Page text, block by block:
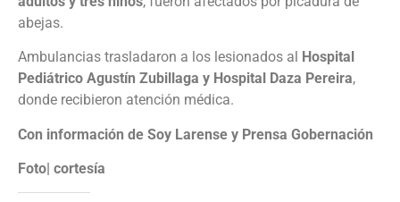
abejas.
Ambulancias trasladaron a los lesionados al
Hospital
Pediátrico Agustín Zubillaga y Hospital Daza Pereira,
donde recibieron atención médica.
Con información de Soy Larense y Prensa Gobernación
Foto| cortesía